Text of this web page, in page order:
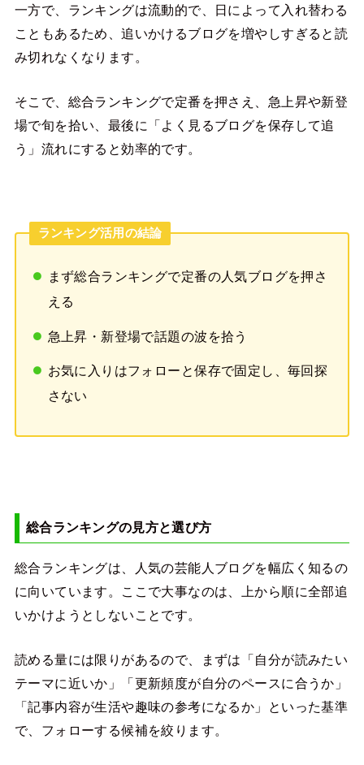
一方で、ランキングは流動的で、日によって入れ替わる
こともあるため、追いかけるブログを増やしすぎると読
み切れなくなります。
そこで、総合ランキングで定番を押さえ、急上昇や新登
場で旬を拾い、最後に「よく見るブログを保存して追
う」流れにすると効率的です。
ランキング活用の結論
まず総合ランキングで定番の人気ブログを押さ
える
急上昇・新登場で話題の波を拾う
お気に入りはフォローと保存で固定し、毎回探
さない
総合ランキングの見方と選び方
総合ランキングは、人気の芸能人ブログを幅広く知るの
に向いています。ここで大事なのは、上から順に全部追
いかけようとしないことです。
読める量には限りがあるので、まずは「自分が読みたい
テーマに近いか」「更新頻度が自分のペースに合うか」
「記事内容が生活や趣味の参考になるか」といった基準
で、フォローする候補を絞ります。